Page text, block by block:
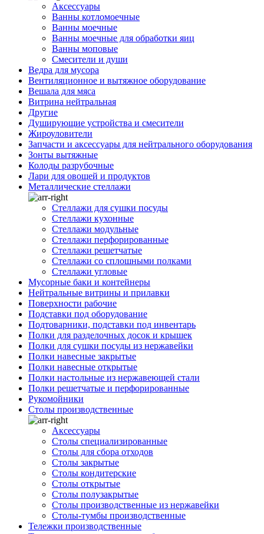
Аксессуары
Ванны котломоечные
Ванны моечные
Ванны моечные для обработки яиц
Ванны моповые
Смесители и души
Ведра для мусора
Вентиляционное и вытяжное оборудование
Вешала для мяса
Витрина нейтральная
Другие
Душирующие устройства и смесители
Жироуловители
Запчасти и аксессуары для нейтрального оборудования
Зонты вытяжные
Колоды разрубочные
Лари для овощей и продуктов
Металлические стеллажи
Стеллажи для сушки посуды
Стеллажи кухонные
Стеллажи модульные
Стеллажи перфорированные
Стеллажи решетчатые
Стеллажи со сплошными полками
Стеллажи угловые
Мусорные баки и контейнеры
Нейтральные витрины и прилавки
Поверхности рабочие
Подставки под оборудование
Подтоварники, подставки под инвентарь
Полки для разделочных досок и крышек
Полки для сушки посуды из нержавейки
Полки навесные закрытые
Полки навесные открытые
Полки настольные из нержавеющей стали
Полки решетчатые и перфорированные
Рукомойники
Столы производственные
Аксессуары
Столы специализированные
Столы для сбора отходов
Столы закрытые
Столы кондитерские
Столы открытые
Столы полузакрытые
Столы производственные из нержавейки
Столы-тумбы производственные
Тележки производственные